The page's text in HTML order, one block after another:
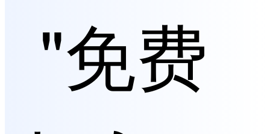
"免费